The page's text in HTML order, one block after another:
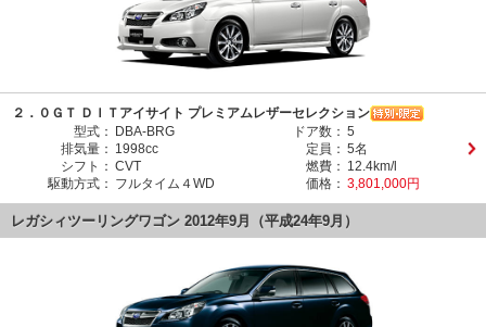
２．０ＧＴ ＤＩＴアイサイト プレミアムレザーセレクション
型式：
DBA-BRG ドア数： 5
排気量： 1998cc 定員： 5名
シフト： CVT 燃費： 12.4km/l
駆動方式： フルタイム４WD 価格： 3,801,000円
レガシィツーリングワゴン 2012年9月（平成24年9月）